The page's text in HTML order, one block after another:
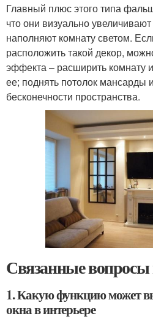
Главный плюс этого типа
что они визуально
наполняют комнату светом.
расположить такой декор,
эффекта – расширить комнату
ее; поднять потолок мансарды
бесконечности пространства.
Связанные
1. Какую функцию может
окна в интерьере